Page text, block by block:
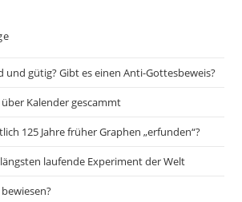
und gütig? Gibt es einen Anti-Gottesbeweis?
Kalender gescammt
125 Jahre früher Graphen „erfunden“?
laufende Experiment der Welt